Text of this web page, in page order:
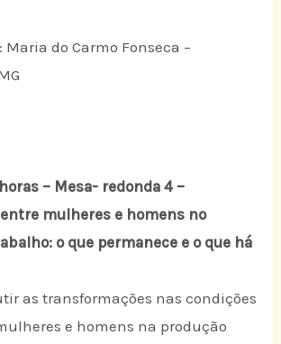
Maria do Carmo Fonseca –
– Mesa- redonda 4 –
mulheres e homens no
o que permanece e o que há
as transformações nas condições
e homens na produção